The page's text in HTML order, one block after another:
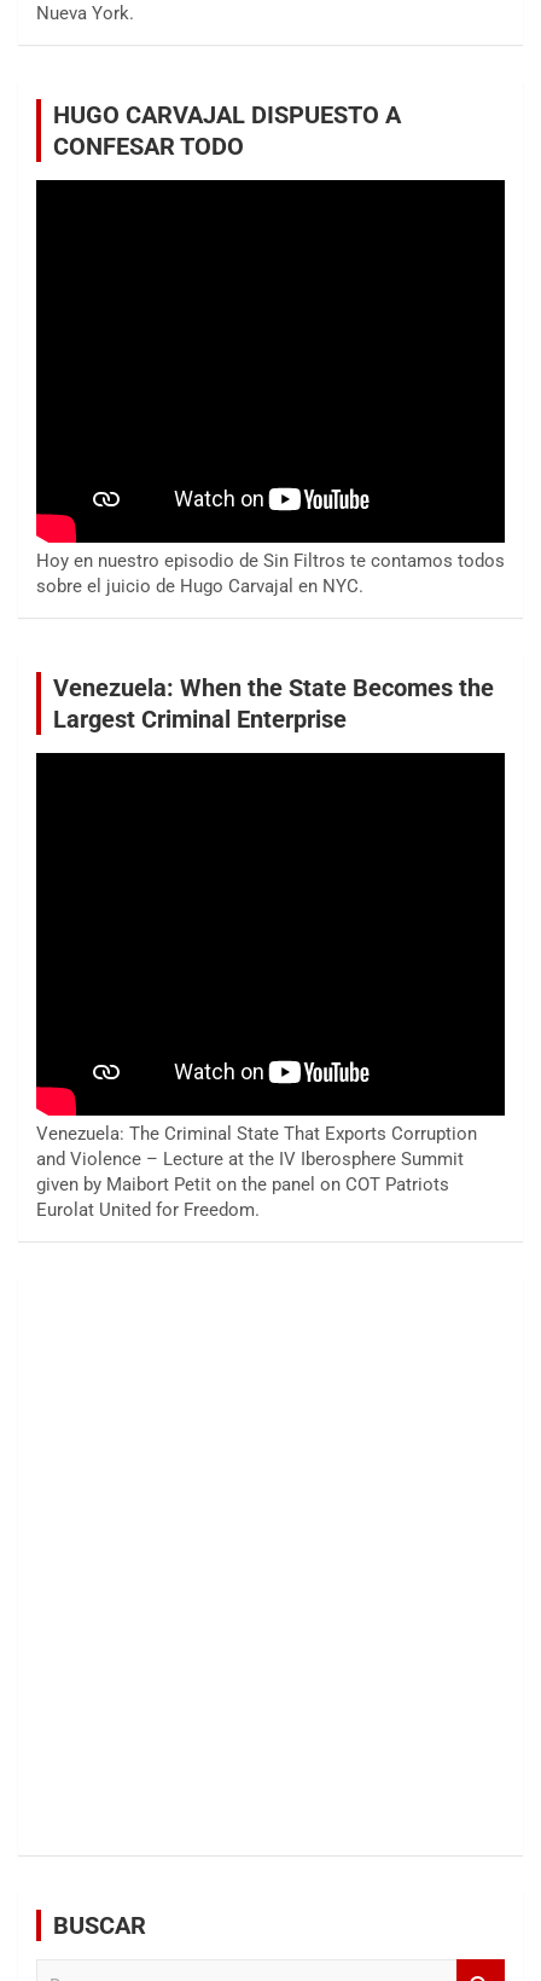
Nueva York.
HUGO CARVAJAL DISPUESTO A
CONFESAR TODO
Hoy en nuestro episodio de Sin Filtros te contamos todos
sobre el juicio de Hugo Carvajal en NYC.
Venezuela: When the State Becomes the
Largest Criminal Enterprise
Venezuela: The Criminal State That Exports Corruption
and Violence – Lecture at the IV Iberosphere Summit
given by Maibort Petit on the panel on COT Patriots
Eurolat United for Freedom.
BUSCAR